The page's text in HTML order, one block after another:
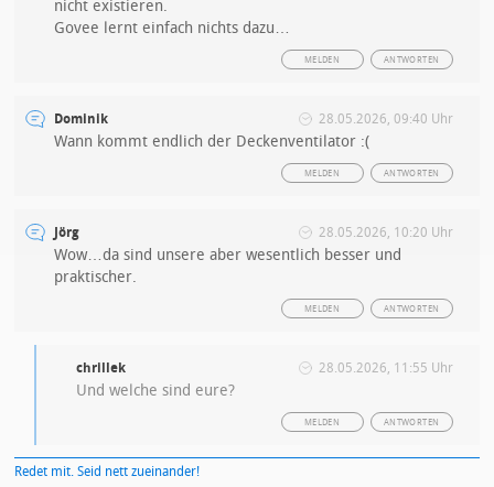
nicht existieren.
Govee lernt einfach nichts dazu…
ANTWORTEN
MELDEN
Dominik 28.05.2026, 09:40 Uhr
Wann kommt endlich der Deckenventilator :(
ANTWORTEN
MELDEN
Jörg 28.05.2026, 10:20 Uhr
Wow…da sind unsere aber wesentlich besser und
praktischer.
ANTWORTEN
MELDEN
chrillek 28.05.2026, 11:55 Uhr
Und welche sind eure?
ANTWORTEN
MELDEN
Redet mit. Seid nett zueinander!